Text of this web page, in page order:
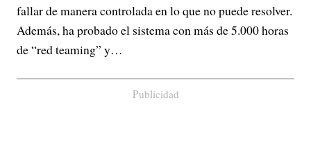
fallar de manera controlada en lo que no puede resolver.
Además, ha probado el sistema con más de 5.000 horas
de “red teaming” y…
Publicidad